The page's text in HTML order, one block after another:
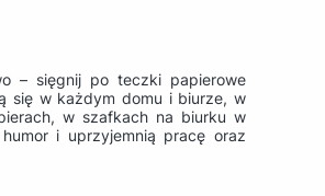
– sięgnij po teczki papierowe
się w każdym domu i biurze, w
w szafkach na biurku w
i uprzyjemnią pracę oraz